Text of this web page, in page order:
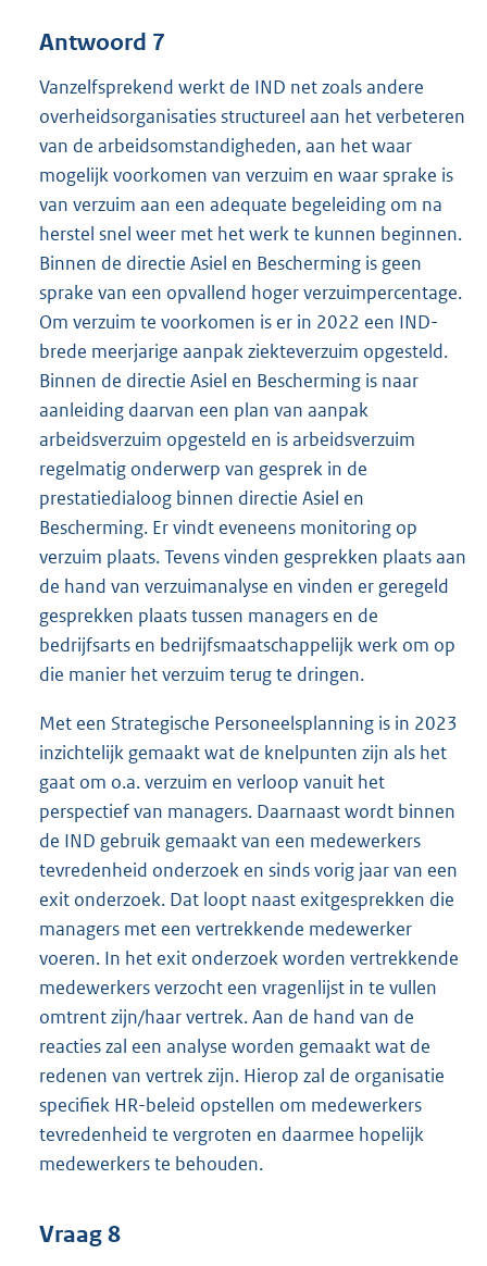
Antwoord 7
Vanzelfsprekend werkt de IND net zoals andere
overheidsorganisaties structureel aan het verbeteren
van de arbeidsomstandigheden, aan het waar
mogelijk voorkomen van verzuim en waar sprake is
van verzuim aan een adequate begeleiding om na
herstel snel weer met het werk te kunnen beginnen.
Binnen de directie Asiel en Bescherming is geen
sprake van een opvallend hoger verzuimpercentage.
Om verzuim te voorkomen is er in 2022 een IND-
brede meerjarige aanpak ziekteverzuim opgesteld.
Binnen de directie Asiel en Bescherming is naar
aanleiding daarvan een plan van aanpak
arbeidsverzuim opgesteld en is arbeidsverzuim
regelmatig onderwerp van gesprek in de
prestatiedialoog binnen directie Asiel en
Bescherming. Er vindt eveneens monitoring op
verzuim plaats. Tevens vinden gesprekken plaats aan
de hand van verzuimanalyse en vinden er geregeld
gesprekken plaats tussen managers en de
bedrijfsarts en bedrijfsmaatschappelijk werk om op
die manier het verzuim terug te dringen.
Met een Strategische Personeelsplanning is in 2023
inzichtelijk gemaakt wat de knelpunten zijn als het
gaat om o.a. verzuim en verloop vanuit het
perspectief van managers. Daarnaast wordt binnen
de IND gebruik gemaakt van een medewerkers
tevredenheid onderzoek en sinds vorig jaar van een
exit onderzoek. Dat loopt naast exitgesprekken die
managers met een vertrekkende medewerker
voeren. In het exit onderzoek worden vertrekkende
medewerkers verzocht een vragenlijst in te vullen
omtrent zijn/haar vertrek. Aan de hand van de
reacties zal een analyse worden gemaakt wat de
redenen van vertrek zijn. Hierop zal de organisatie
specifiek HR-beleid opstellen om medewerkers
tevredenheid te vergroten en daarmee hopelijk
medewerkers te behouden.
Vraag 8